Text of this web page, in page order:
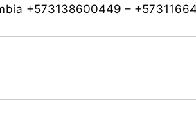
+573138600449 –